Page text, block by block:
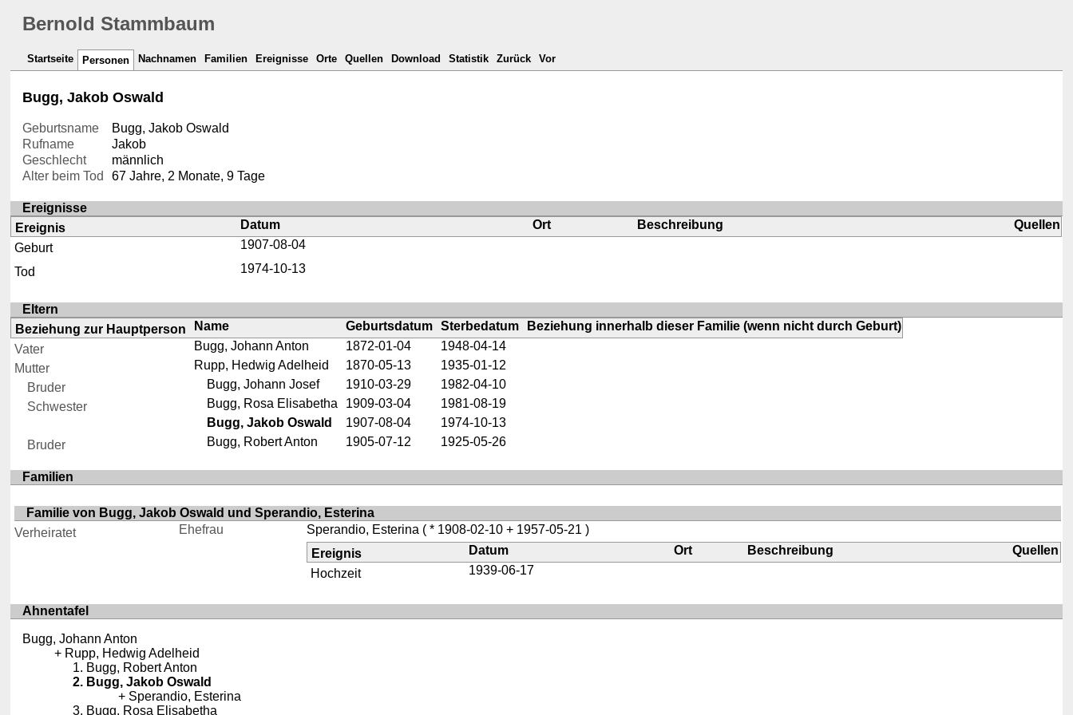
Bernold Stammbaum
Startseite Personen Nachnamen Familien Ereignisse Orte Quellen Download Statistik Zurück Vor
Bugg, Jakob Oswald
Geburtsname
Bugg, Jakob Oswald
Rufname
Jakob
Geschlecht
männlich
Alter beim Tod
67 Jahre, 2 Monate, 9 Tage
Ereignisse
Ereignis
Datum Ort Beschreibung
Quellen
Geburt
1907-08-04
Tod
1974-10-13
Eltern
Beziehung zur Hauptperson
Name Geburtsdatum Sterbedatum
Beziehung innerhalb dieser Familie (wenn nicht durch Geburt)
Vater
Bugg, Johann Anton 1872-01-04
1948-04-14
Mutter
Rupp, Hedwig Adelheid 1870-05-13
1935-01-12
Bruder
Bugg, Johann Josef 1910-03-29
1982-04-10
Schwester
Bugg, Rosa Elisabetha 1909-03-04
1981-08-19
Bugg, Jakob Oswald
1907-08-04
1974-10-13
Bruder
Bugg, Robert Anton 1905-07-12 1925-05-26
Familien
Familie von Bugg, Jakob Oswald und Sperandio, Esterina
Verheiratet
Ehefrau Sperandio, Esterina ( * 1908-02-10 + 1957-05-21 )
Ereignis
Datum Ort Beschreibung
Quellen
Hochzeit
1939-06-17
Ahnentafel
Bugg, Johann Anton
Rupp, Hedwig Adelheid
Bugg, Robert Anton
Bugg, Jakob Oswald
Sperandio, Esterina
Bugg, Rosa Elisabetha